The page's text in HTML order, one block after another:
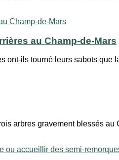
au Champ-de-Mars
ont-ils tourné leurs sabots que
arbres gravement blessés au